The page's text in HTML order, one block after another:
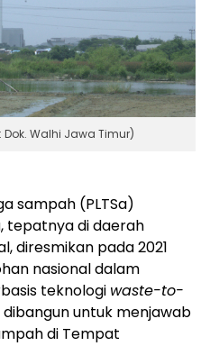
Dok. Walhi Jawa Timur)
sampah (PLTSa)
tepatnya di daerah
diresmikan pada 2021
nasional dalam
teknologi waste-to-
dibangun untuk menjawab
di Tempat